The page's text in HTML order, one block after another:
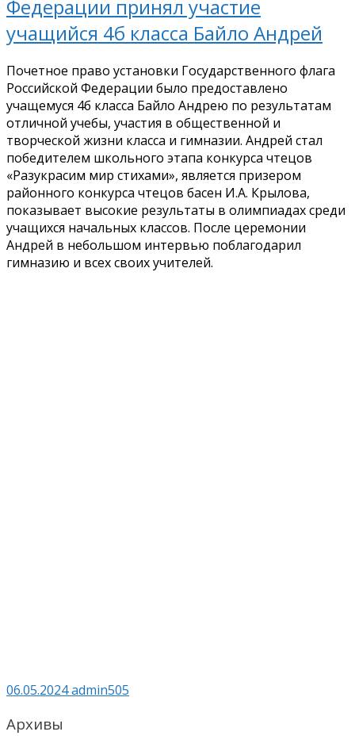
Федерации принял участие
учащийся 4б класса Байло Андрей
Почетное право установки Государственного флага
Российской Федерации было предоставлено
учащемуся 4б класса Байло Андрею по результатам
отличной учебы, участия в общественной и
творческой жизни класса и гимназии. Андрей стал
победителем школьного этапа конкурса чтецов
«Разукрасим мир стихами», является призером
районного конкурса чтецов басен И.А. Крылова,
показывает высокие результаты в олимпиадах среди
учащихся начальных классов. После церемонии
Андрей в небольшом интервью поблагодарил
гимназию и всех своих учителей.
06.05.2024admin505
Архивы